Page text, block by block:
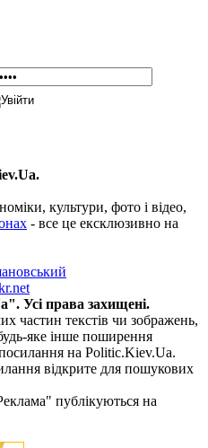
культури, фото і відео,
- все це ексклюзивно на
Усі права захищені.
частин текстів чи зображень,
яке інше поширення
на Politic.Kiev.Ua.
відкрите для пошукових
публікуються на